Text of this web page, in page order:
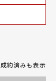
成約済みも表示